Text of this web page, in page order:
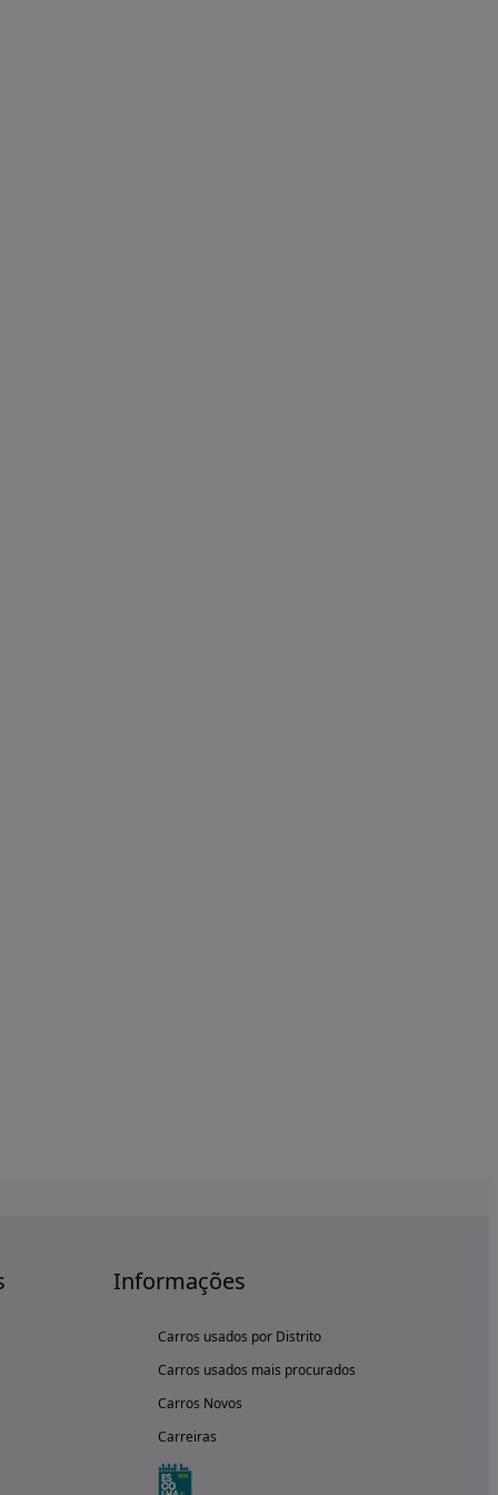
Informações
Carros usados por Distrito
Carros usados mais procurados
Carros Novos
Carreiras